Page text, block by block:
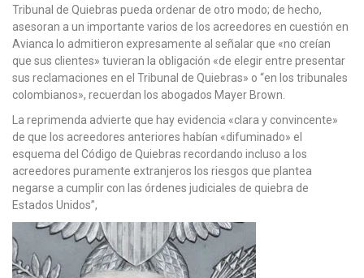
Tribunal de Quiebras pueda ordenar de otro modo; de hecho,
asesoran a un importante varios de los acreedores en cuestión en
Avianca lo admitieron expresamente al señalar que «no creían
que sus clientes» tuvieran la obligación «de elegir entre presentar
sus reclamaciones en el Tribunal de Quiebras» o “en los tribunales
colombianos», recuerdan los abogados Mayer Brown.
La reprimenda advierte que hay evidencia «clara y convincente»
de que los acreedores anteriores habían «difuminado» el
esquema del Código de Quiebras recordando incluso a los
acreedores puramente extranjeros los riesgos que plantea
negarse a cumplir con las órdenes judiciales de quiebra de
Estados Unidos”,